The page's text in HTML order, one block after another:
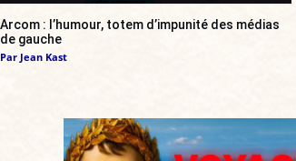
Arcom : l’humour, totem d’impunité des médias
de gauche
Par Jean Kast